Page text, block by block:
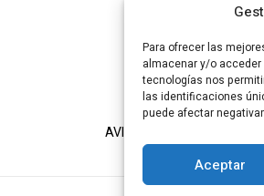
Para ofrecer las
almacenar y/o
tecnologías nos
las identificaciones
puede afectar
Aceptar
AVISO LEGAL